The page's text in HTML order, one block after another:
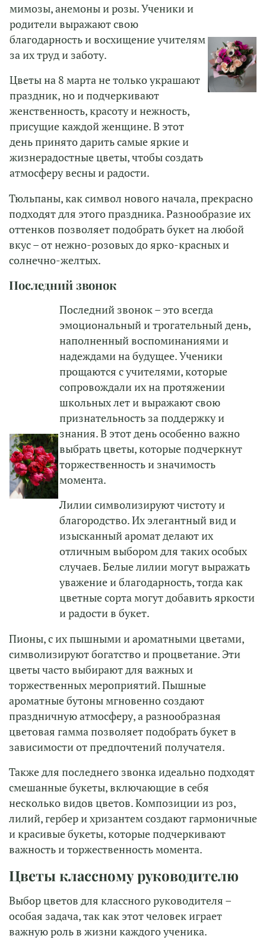
мимозы, анемоны и розы. Ученики и
родители выражают свою
благодарность и восхищение учителям
за их труд и заботу.
Цветы на 8 марта не только украшают
праздник, но и подчеркивают
женственность, красоту и нежность,
присущие каждой женщине. В этот
день принято дарить самые яркие и
жизнерадостные цветы, чтобы создать
атмосферу весны и радости.
Тюльпаны, как символ нового начала, прекрасно
подходят для этого праздника. Разнообразие их
оттенков позволяет подобрать букет на любой
вкус – от нежно-розовых до ярко-красных и
солнечно-желтых.
Последний звонок
Последний звонок – это всегда
эмоциональный и трогательный день,
наполненный воспоминаниями и
надеждами на будущее. Ученики
прощаются с учителями, которые
сопровождали их на протяжении
школьных лет и выражают свою
признательность за поддержку и
знания. В этот день особенно важно
выбрать цветы, которые подчеркнут
торжественность и значимость
момента.
Лилии символизируют чистоту и
благородство. Их элегантный вид и
изысканный аромат делают их
отличным выбором для таких особых
случаев. Белые лилии могут выражать
уважение и благодарность, тогда как
цветные сорта могут добавить яркости
и радости в букет.
Пионы, с их пышными и ароматными цветами,
символизируют богатство и процветание. Эти
цветы часто выбирают для важных и
торжественных мероприятий. Пышные
ароматные бутоны мгновенно создают
праздничную атмосферу, а разнообразная
цветовая гамма позволяет подобрать букет в
зависимости от предпочтений получателя.
Также для последнего звонка идеально подходят
смешанные букеты, включающие в себя
несколько видов цветов. Композиции из роз,
лилий, гербер и хризантем создают гармоничные
и красивые букеты, которые подчеркивают
важность и торжественность момента.
Цветы классному руководителю
Выбор цветов для классного руководителя –
особая задача, так как этот человек играет
важную роль в жизни каждого ученика.